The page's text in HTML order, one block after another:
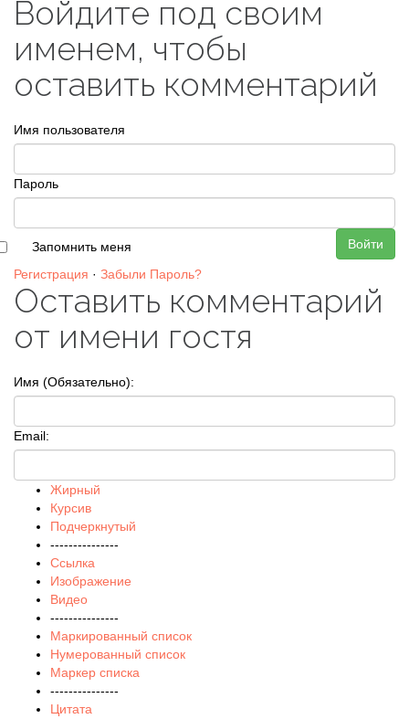
Войдите под своим
именем, чтобы
оставить комментарий
Имя пользователя
Пароль
Войти
Запомнить меня
Регистрация · Забыли Пароль?
Оставить комментарий
от имени гостя
Имя (Обязательно):
Email:
Жирный
Курсив
Подчеркнутый
---------------
Ссылка
Изображение
Видео
---------------
Маркированный список
Нумерованный список
Маркер списка
---------------
Цитата